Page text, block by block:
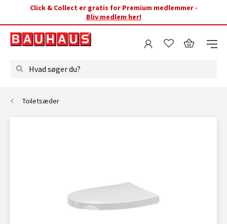
Click & Collect er gratis for Premium medlemmer -
Bliv medlem her!
Hvad søger du?
Toiletsæder